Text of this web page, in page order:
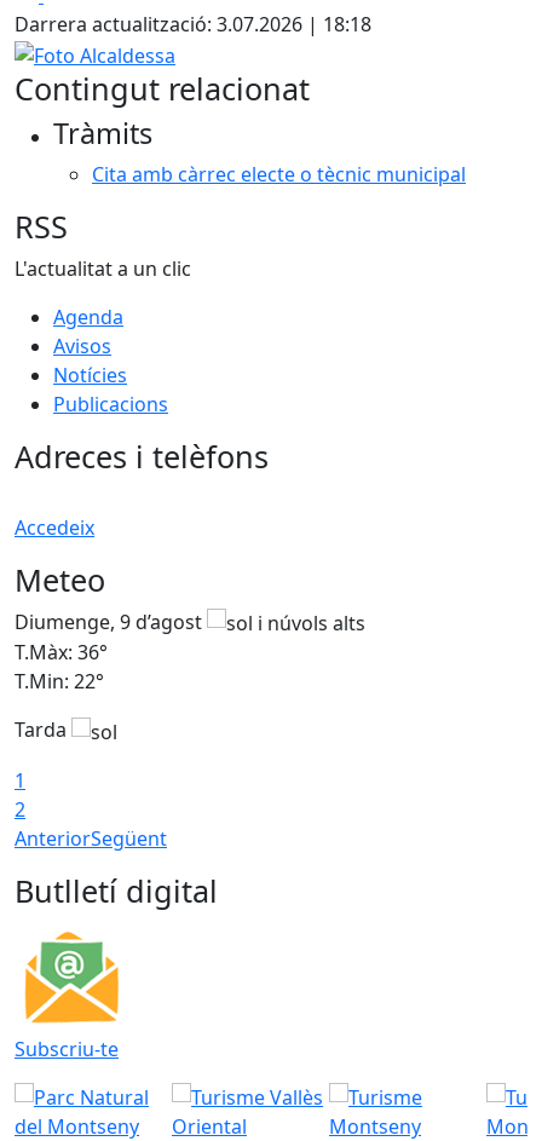
Darrera actualització: 3.07.2026 | 18:18
Foto Alcaldessa
Contingut relacionat
Tràmits
Cita amb càrrec electe o tècnic municipal
RSS
L'actualitat a un clic
Agenda
Avisos
Notícies
Publicacions
Adreces i telèfons
Accedeix
Meteo
Diumenge, 9 d’agost
T.Màx: 36°
T.Min: 22°
Tarda
1
2
AnteriorSegüent
Butlletí digital
Subscriu-te